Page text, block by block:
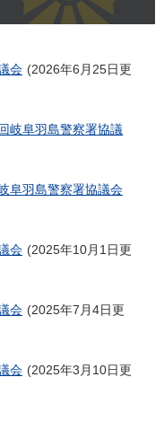
会
2026年6月25日更
岐阜羽島警察署協議
阜羽島警察署協議会
会
2025年10月1日更
会
2025年7月4日更
会
2025年3月10日更